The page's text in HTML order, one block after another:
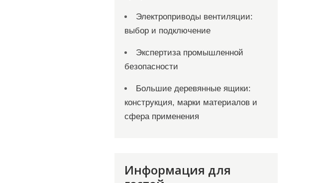
Электроприводы вентиляции:
выбор и подключение
Экспертиза промышленной
безопасности
Большие деревянные ящики:
конструкция, марки материалов и
сфера применения
Информация для